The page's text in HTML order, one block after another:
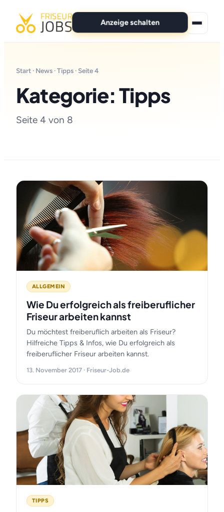
Anzeige schalten
Für Bewerber
Anzeige schalten
Start · News ·Tipps · Seite 4
Kategorie: Tipps
Seite 4 von 8
ALLGEMEIN
Wie Du erfolgreich als freiberuflicher
Friseur arbeiten kannst
Du möchtest freiberuflich arbeiten als Friseur?
Hilfreiche Tipps & Infos, wie Du erfolgreich als
freiberuflicher Friseur arbeiten kannst.
13. November 2017 · Friseur-Job.de
TIPPS